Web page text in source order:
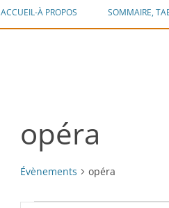
ACCUEIL-À PROPOS SOMMAIRE,
opéra
Évènements opéra